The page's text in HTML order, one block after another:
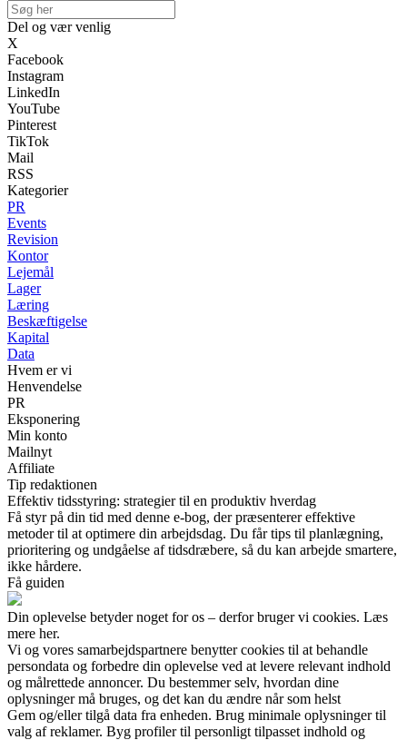
Del og vær venlig
X
Facebook
Instagram
LinkedIn
YouTube
Pinterest
TikTok
Mail
RSS
Kategorier
PR
Events
Revision
Kontor
Lejemål
Lager
Læring
Beskæftigelse
Kapital
Data
Hvem er vi
Henvendelse
PR
Eksponering
Min konto
Mailnyt
Affiliate
Tip redaktionen
Effektiv tidsstyring: strategier til en produktiv hverdag
Få styr på din tid med denne e-bog, der præsenterer effektive
metoder til at optimere din arbejdsdag. Du får tips til planlægning,
prioritering og undgåelse af tidsdræbere, så du kan arbejde smartere,
ikke hårdere.
Få guiden
Din oplevelse betyder noget for os – derfor bruger vi cookies. Læs
mere her.
Vi og vores samarbejdspartnere benytter cookies til at behandle
persondata og forbedre din oplevelse ved at levere relevant indhold
og målrettede annoncer. Du bestemmer selv, hvordan dine
oplysninger må bruges, og det kan du ændre når som helst
Gem og/eller tilgå data fra enheden. Brug minimale oplysninger til
valg af reklamer. Byg profiler til personligt tilpasset indhold og